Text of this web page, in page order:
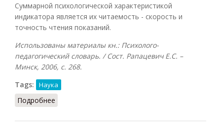
Суммарной психологической характеристикой
индикатора является их читаемость - скорость и
точность чтения показаний.
Использованы материалы кн.: Психолого-
педагогический словарь. / Сост. Рапацевич Е.С. –
Минск, 2006, с. 268.
Tags:
Наука
Подробнее